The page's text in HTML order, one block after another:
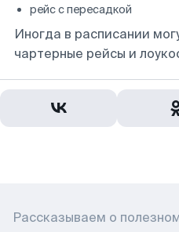
рейс с пересадкой
Иногда в расписании
чартерные рейсы и
Рассказываем о